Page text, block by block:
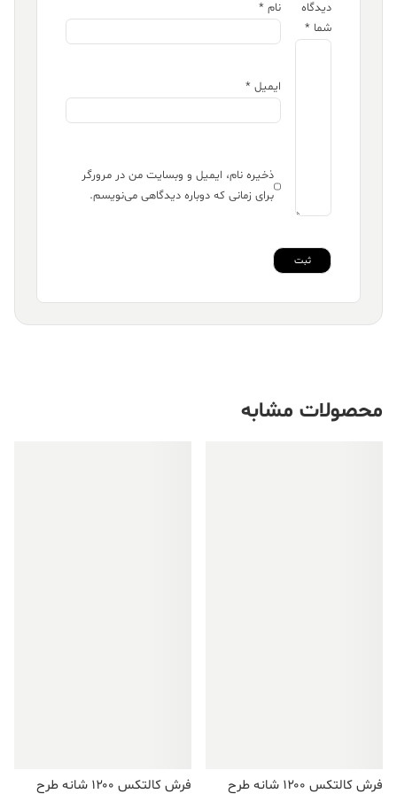
دیدگاه
شما *
نام *
ایمیل *
ذخیره نام، ایمیل و وبسایت من در مرورگر
برای زمانی که دوباره دیدگاهی می‌نویسم.
محصولات مشابه
فرش کالتکس ۱۲۰۰ شانه طرح
فرش کالتکس ۱۲۰۰ شانه طرح